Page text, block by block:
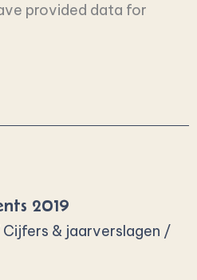
provided data for
2019
Cijfers & jaarverslagen /